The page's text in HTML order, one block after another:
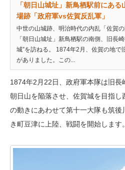
「朝日山城址」新鳥栖駅前にあ
場跡「政府軍vs佐賀反乱軍」
中世の山城跡、明治時代の内乱「佐賀
「朝日山城址」新鳥栖駅の南側、旧長
城”を訪ねる。 1874年2月、佐賀の地で
がありました。この...
1874年2月22日、政府軍本隊は旧長
朝日山を陥落させ、佐賀城を目指
の動きにあわせて第十一大隊も筑
き町豆津に上陸、戦闘を開始します。